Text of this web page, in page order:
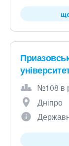
№108 в
Дніпро